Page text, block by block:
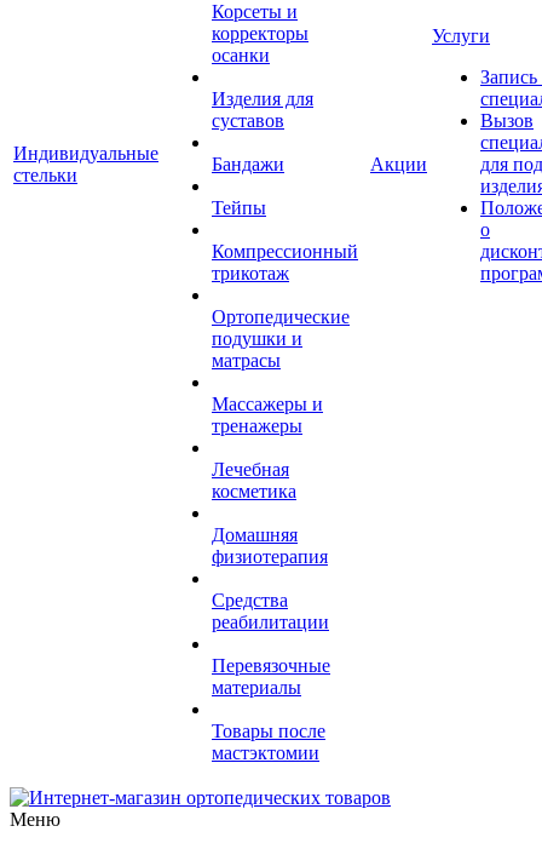
Индивидуальные
стельки
Корсеты и
корректоры
осанки
Изделия для
суставов
Бандажи
Тейпы
Компрессионный
трикотаж
Ортопедические
подушки и
матрасы
Массажеры и
тренажеры
Лечебная
косметика
Домашняя
физиотерапия
Средства
реабилитации
Перевязочные
материалы
Товары после
мастэктомии
Акции
Услуги
Запись
Вызов
для
о
Меню